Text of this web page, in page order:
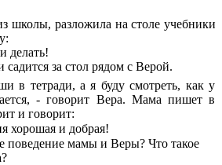
школы, разложила на столе учебники
делать!
за стол рядом с Верой.
в тетради, а я буду смотреть, как у
- говорит Вера. Мама пишет в
и говорит:
хорошая и добрая!
поведение мамы и Веры? Что такое